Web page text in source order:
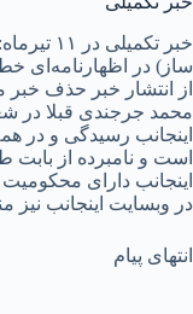
خبر
ساز) در اظهارنامه‌ای
از انتشار خبر حذف
محمد جرجندی قبلا در
اینجانب رسیدگی و در
است و نامبرده از بابت
اینجانب دارای
در وبسایت اینجانب
انتهای پیام